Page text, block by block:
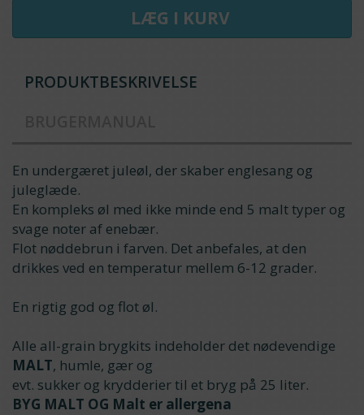
LÆG I KURV
PRODUKTBESKRIVELSE
En undergæret juleøl, der skaber englesang og
juleglæde.
En kompleks øl med ikke minde end 5 malt typer og
svage noter af enebær.
Flot nøddebrun i farven. Det anbefales, at den
drikkes ved en temperatur mellem 6-12 grader.
En rigtig god og flot øl.
Alle all-grain brygkits indeholder det nødevendige
MALT, humle, gær og
evt. sukker og krydderier til et bryg på 25 liter.
BYG MALT OG Malt er allergena